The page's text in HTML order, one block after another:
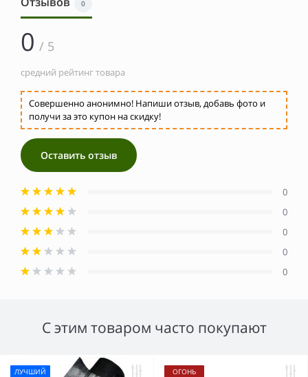
0
0 / 5
средний рейтинг товара
Совершенно анонимно! Напиши отзыв, добавь фото и
получи за это купон на скидку!
Оставить отзыв
0
0
0
0
0
С этим товаром часто покупают
ЛУЧШИЙ
ОГОНЬ